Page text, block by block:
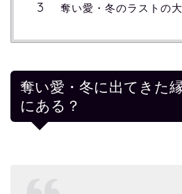
奪い愛・冬のラストの
奪い愛・冬に出てきた
にある？